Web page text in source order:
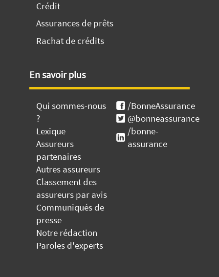
Crédit
Assurances de prêts
Rachat de crédits
En savoir plus
Qui sommes-nous
?
Lexique
Assureurs
partenaires
Autres assureurs
Classement des
assureurs par avis
Communiqués de
presse
Notre rédaction
Paroles d'experts
/BonneAssurance
@bonneassurance
/bonne-
assurance